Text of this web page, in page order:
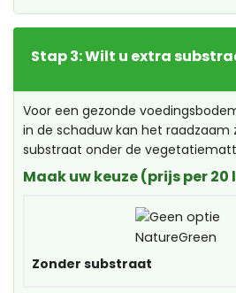
Stap 3: Wilt u extra
Voor een gezonde
in de schaduw kan het raadzaam
substraat onder de
Maak uw keuze (prijs per 20
Zonder substraat